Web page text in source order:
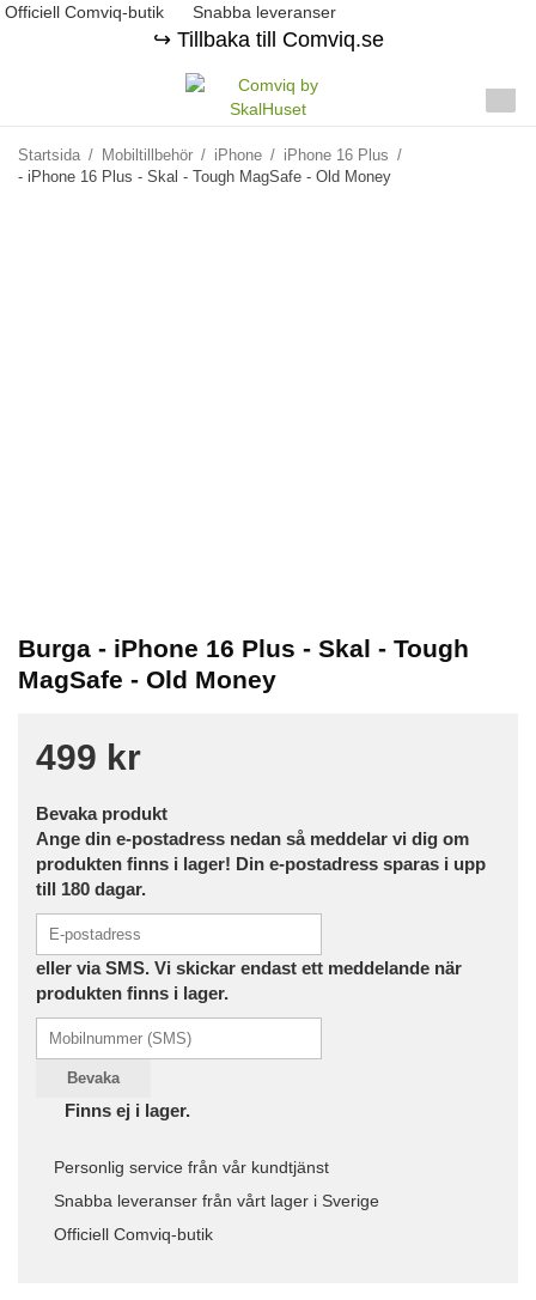
Officiell Comviq-butik Snabba leveranser
↪️ Tillbaka till Comviq.se
Startsida / Mobiltillbehör / iPhone / iPhone 16 Plus /
- iPhone 16 Plus - Skal - Tough MagSafe - Old Money
Burga - iPhone 16 Plus - Skal - Tough
MagSafe - Old Money
499 kr
Bevaka produkt
Ange din e-postadress nedan så meddelar vi dig om
produkten finns i lager! Din e-postadress sparas i upp
till 180 dagar.
eller via SMS. Vi skickar endast ett meddelande när
produkten finns i lager.
Bevaka
Finns ej i lager.
Personlig service från vår kundtjänst
Snabba leveranser från vårt lager i Sverige
Officiell Comviq-butik